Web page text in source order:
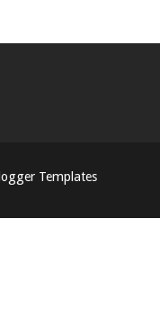
Templates